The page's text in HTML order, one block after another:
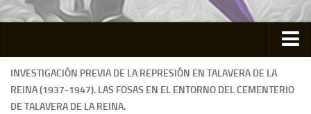
Inicio
Asociación
INVESTIGACIÓN PREVIA DE LA REPRESIÓN EN TALAVERA DE LA
REINA (1937-1947). LAS FOSAS EN EL ENTORNO DEL CEMENTERIO
DE TALAVERA DE LA REINA.